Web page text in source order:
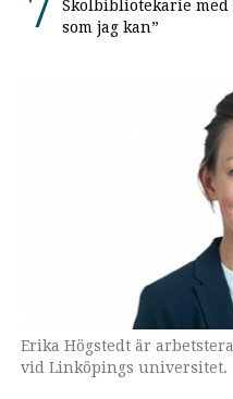
Skolbibliotekarie med
som jag kan”
Erika Högstedt är
vid Linköpings universitet.